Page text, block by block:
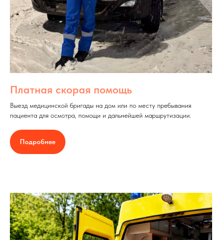
Платная скорая помощь
Выезд медицинской бригады на дом или по месту пребывания
пациента для осмотра, помощи и дальнейшей маршрутизации.
Подробнее